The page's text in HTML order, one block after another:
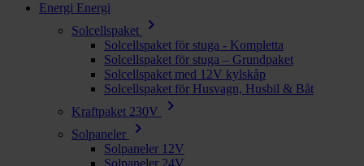
Energi Energi
Solcellspaket
chevron_right
Solcellspaket för stuga - Kompletta
Solcellspaket för stuga – Grundpaket
Solcellspaket med 12V kylskåp
Solcellspaket för Husvagn, Husbil & Båt
Kraftpaket 230V
chevron_right
Solpaneler chevron_right
Solpaneler 12V
Solpaneler 24V